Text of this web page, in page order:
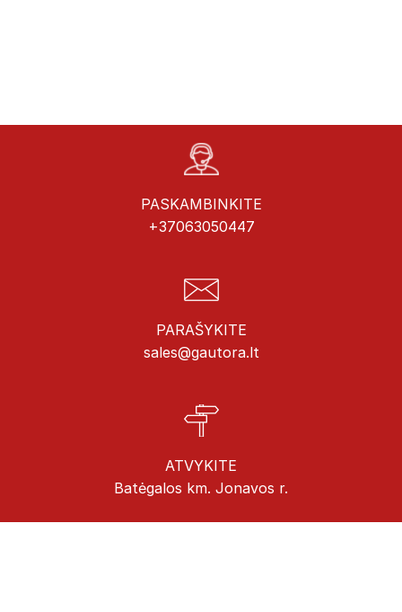
PASKAMBINKITE
+37063050447
PARAŠYKITE
sales@gautora.lt
ATVYKITE
Batėgalos km. Jonavos r.